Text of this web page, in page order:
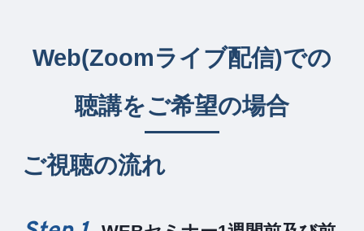
Web(Zoomライブ配信)での
聴講をご希望の場合
ご視聴の流れ